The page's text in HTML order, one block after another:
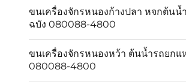
ขนเครื่องจักรหนองก้างปลา หจกต้นน้
ฉบัง 080088-4800
ขนเครื่องจักรหนองหว้า ต้นน้ำรถยกแ
080088-4800